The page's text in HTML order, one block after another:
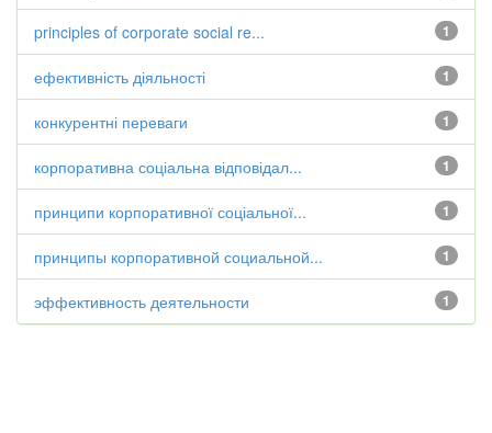
1
principles of corporate social re...
1
ефективність діяльності
1
конкурентні переваги
1
корпоративна соціальна відповідал...
1
принципи корпоративної соціальної...
1
принципы корпоративной социальной...
1
эффективность деятельности